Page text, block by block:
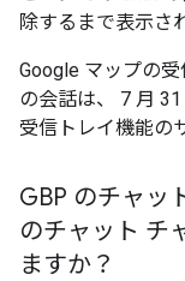
除するまで表示さ
Google マップの
の会話は、 7 月
受信トレイ機能の
GBP のチャッ
のチャット チ
ますか？